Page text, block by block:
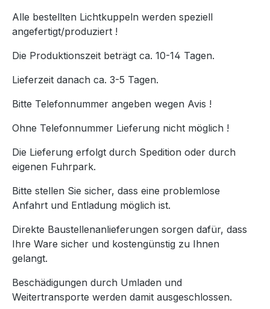
Alle bestellten Lichtkuppeln werden speziell
angefertigt/produziert !
Die Produktionszeit beträgt ca. 10-14 Tagen.
Lieferzeit danach ca. 3-5 Tagen.
Bitte Telefonnummer angeben wegen Avis !
Ohne Telefonnummer Lieferung nicht möglich !
Die Lieferung erfolgt durch Spedition oder durch
eigenen Fuhrpark.
Bitte stellen Sie sicher, dass eine problemlose
Anfahrt und Entladung möglich ist.
Direkte Baustellenanlieferungen sorgen dafür, dass
Ihre Ware sicher und kostengünstig zu Ihnen
gelangt.
Beschädigungen durch Umladen und
Weitertransporte werden damit ausgeschlossen.